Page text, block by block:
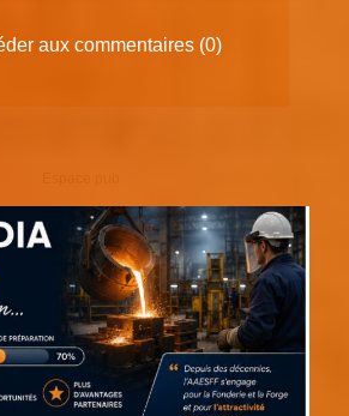
aux commentaires (0)